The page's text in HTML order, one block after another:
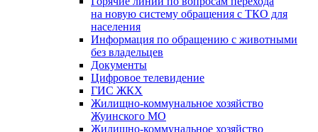
на новую систему обращения с ТКО для
населения
Информация по обращению с животными
без владельцев
Документы
Цифровое телевидение
ГИС ЖКХ
Жилищно-коммунальное хозяйство
Жуинского МО
Жилищно-коммунальное хозяйство